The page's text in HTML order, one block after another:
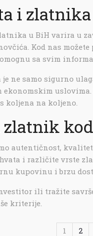
i
u BiH varira u
Kod nas
sa svim
ne samo sigurno
ekonomskim
koljena na koljeno.
autentičnost,
i različite vrste
kupovinu i brzu
ili tražite
kriterije.
1 2